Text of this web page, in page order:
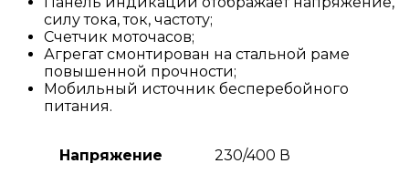
силу тока, ток, частоту;
Счетчик моточасов;
Агрегат смонтирован на стальной раме
повышенной прочности;
Мобильный источник бесперебойного
питания.
Напряжение 230/400 В